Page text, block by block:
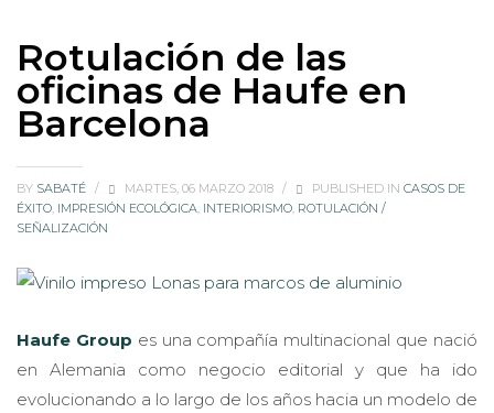
Rotulación de las
oficinas de Haufe en
Barcelona
BY SABATÉ / MARTES, 06 MARZO 2018 / PUBLISHED IN CASOS DE
ÉXITO, IMPRESIÓN ECOLÓGICA, INTERIORISMO, ROTULACIÓN /
SEÑALIZACIÓN
Haufe Group es una compañía multinacional que nació
en Alemania como negocio editorial y que ha ido
evolucionando a lo largo de los años hacia un modelo de